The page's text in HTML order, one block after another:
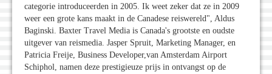
categorie introduceerden in 2005. Ik weet zeker dat ze in 2009
weer een grote kans maakt in de Canadese reiswereld", Aldus
Baginski. Baxter Travel Media is Canada's grootste en oudste
uitgever van reismedia. Jasper Spruit, Marketing Manager, en
Patricia Freije, Business Developer,van Amsterdam Airport
Schiphol, namen deze prestigieuze prijs in ontvangst op de